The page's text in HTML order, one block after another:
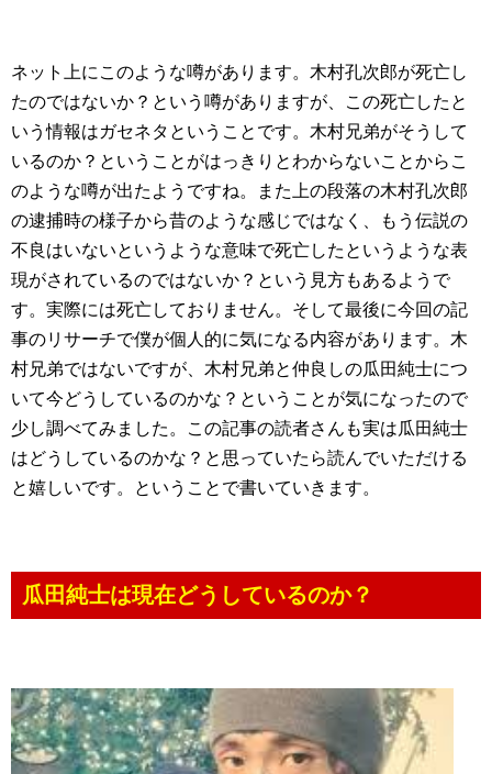
ネット上にこのような噂があります。木村孔次郎が死亡し
たのではないか？という噂がありますが、この死亡したと
いう情報はガセネタということです。木村兄弟がそうして
いるのか？ということがはっきりとわからないことからこ
のような噂が出たようですね。また上の段落の木村孔次郎
の逮捕時の様子から昔のような感じではなく、もう伝説の
不良はいないというような意味で死亡したというような表
現がされているのではないか？という見方もあるようで
す。実際には死亡しておりません。そして最後に今回の記
事のリサーチで僕が個人的に気になる内容があります。木
村兄弟ではないですが、木村兄弟と仲良しの瓜田純士につ
いて今どうしているのかな？ということが気になったので
少し調べてみました。この記事の読者さんも実は瓜田純士
はどうしているのかな？と思っていたら読んでいただける
と嬉しいです。ということで書いていきます。
瓜田純士は現在どうしているのか？